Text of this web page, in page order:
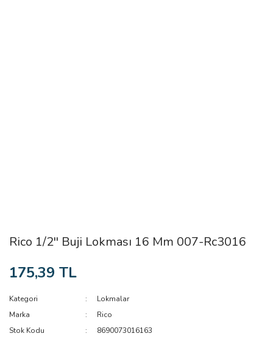
Rico 1/2'' Buji Lokması 16 Mm 007-Rc3016
175,39 TL
Kategori
Lokmalar
Marka
Rico
Stok Kodu
8690073016163